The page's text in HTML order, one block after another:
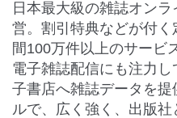
日本最大級の雑誌オン
営。割引特典などが付く
間100万件以上のサービ
電子雑誌配信にも注力
子書店へ雑誌データを
ルで、広く強く、出版